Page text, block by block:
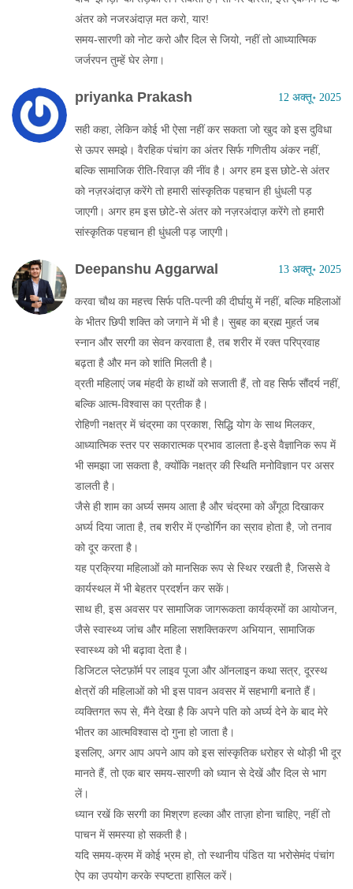
अंतर को नजरअंदाज़ मत करो, यार!
समय‑सारणी को नोट करो और दिल से जियो, नहीं तो आध्यात्मिक
जर्जरपन तुम्हें घेर लेगा।
priyanka Prakash 12 अक्तू॰ 2025
सही कहा, लेकिन कोई भी ऐसा नहीं कर सकता जो खुद को इस दुविधा
से ऊपर समझे। वैरहिक पंचांग का अंतर सिर्फ गणितीय अंकर नहीं,
बल्कि सामाजिक रीति‑रिवाज़ की नींव है। अगर हम इस छोटे‑से अंतर
को नज़रअंदाज़ करेंगे तो हमारी सांस्कृतिक पहचान ही धुंधली पड़
जाएगी। अगर हम इस छोटे‑से अंतर को नज़रअंदाज़ करेंगे तो हमारी
सांस्कृतिक पहचान ही धुंधली पड़ जाएगी।
Deepanshu Aggarwal 13 अक्तू॰ 2025
करवा चौथ का महत्त्व सिर्फ पति‑पत्नी की दीर्घायु में नहीं, बल्कि महिलाओं
के भीतर छिपी शक्ति को जगाने में भी है। सुबह का ब्रह्म मुहर्त जब
स्नान और सरगी का सेवन करवाता है, तब शरीर में रक्त परिप्रवाह
बढ़ता है और मन को शांति मिलती है।
व्रती महिलाएं जब मंहदी के हाथों को सजाती हैं, तो वह सिर्फ सौंदर्य नहीं,
बल्कि आत्म-विश्वास का प्रतीक है।
रोहिणी नक्षत्र में चंद्रमा का प्रकाश, सिद्धि योग के साथ मिलकर,
आध्यात्मिक स्तर पर सकारात्मक प्रभाव डालता है-इसे वैज्ञानिक रूप में
भी समझा जा सकता है, क्योंकि नक्षत्र की स्थिति मनोविज्ञान पर असर
डालती है।
जैसे ही शाम का अर्घ्य समय आता है और चंद्रमा को अँगूठा दिखाकर
अर्घ्य दिया जाता है, तब शरीर में एन्डोर्गिन का स्राव होता है, जो तनाव
को दूर करता है।
यह प्रक्रिया महिलाओं को मानसिक रूप से स्थिर रखती है, जिससे वे
कार्यस्थल में भी बेहतर प्रदर्शन कर सकें।
साथ ही, इस अवसर पर सामाजिक जागरूकता कार्यक्रमों का आयोजन,
जैसे स्वास्थ्य जांच और महिला सशक्तिकरण अभियान, सामाजिक
स्वास्थ्य को भी बढ़ावा देता है।
डिजिटल प्लेटफ़ॉर्म पर लाइव पूजा और ऑनलाइन कथा सत्र, दूरस्थ
क्षेत्रों की महिलाओं को भी इस पावन अवसर में सहभागी बनाते हैं।
व्यक्तिगत रूप से, मैंने देखा है कि अपने पति को अर्घ्य देने के बाद मेरे
भीतर का आत्मविश्वास दो गुना हो जाता है।
इसलिए, अगर आप अपने आप को इस सांस्कृतिक धरोहर से थोड़ी भी दूर
मानते हैं, तो एक बार समय‑सारणी को ध्यान से देखें और दिल से भाग
लें।
ध्यान रखें कि सरगी का मिश्रण हल्का और ताज़ा होना चाहिए, नहीं तो
पाचन में समस्या हो सकती है।
यदि समय‑क्रम में कोई भ्रम हो, तो स्थानीय पंडित या भरोसेमंद पंचांग
ऐप का उपयोग करके स्पष्टता हासिल करें।